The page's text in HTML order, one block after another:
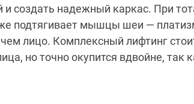
создать надежный каркас. При
подтягивает мышцы шеи —
лицо. Комплексный лифтинг
но точно окупится вдвойне, так